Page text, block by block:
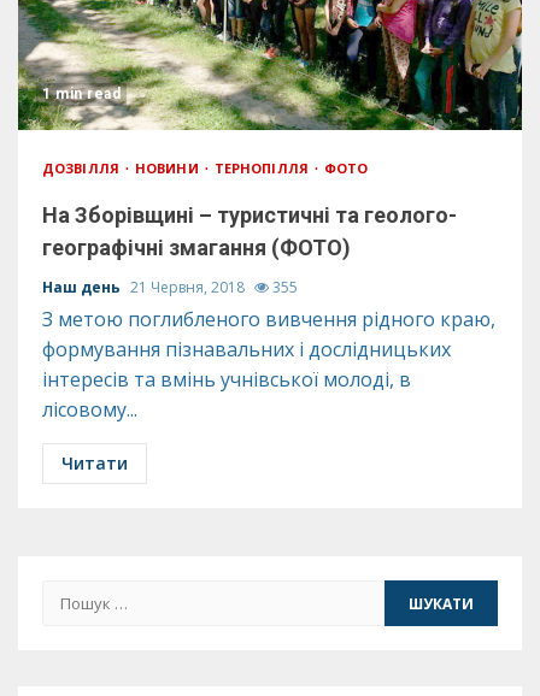
1 min read
ДОЗВІЛЛЯ НОВИНИ ТЕРНОПІЛЛЯ ФОТО
На Зборівщині – туристичні та геолого-
географічні змагання (ФОТО)
Наш день 21 Червня, 2018 355
З метою поглибленого вивчення рідного краю,
формування пізнавальних і дослідницьких
інтересів та вмінь учнівської молоді, в
лісовому...
Читати
Пошук: